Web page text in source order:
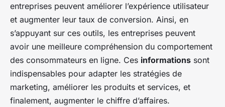
entreprises peuvent améliorer l’expérience utilisateur
et augmenter leur taux de conversion. Ainsi, en
s’appuyant sur ces outils, les entreprises peuvent
avoir une meilleure compréhension du comportement
des consommateurs en ligne. Ces informations sont
indispensables pour adapter les stratégies de
marketing, améliorer les produits et services, et
finalement, augmenter le chiffre d’affaires.